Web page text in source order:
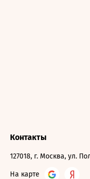
Контакты
127018, г. Москва, ул.
На карте